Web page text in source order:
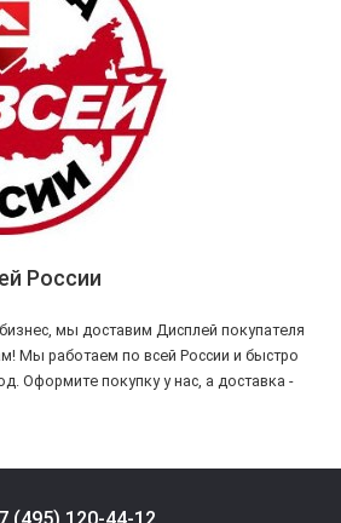
России
мы доставим Дисплей покупателя
Мы работаем по всей России и быстро
Оформите покупку у нас, а доставка -